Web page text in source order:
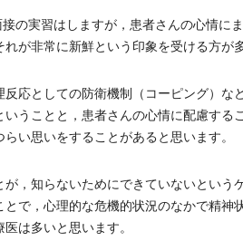
実習はしますが，患者さんの心情に
が非常に新鮮という印象を受ける方が
応としての防衛機制（コーピング）な
うことと，患者さんの心情に配慮す
い思いをすることがあると思います。
，知らないためにできていないという
で，心理的な危機的状況のなかで精
は多いと思います。